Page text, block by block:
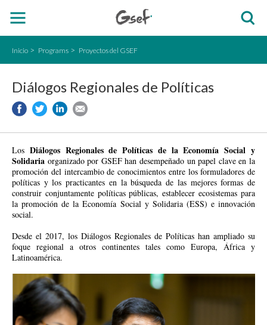
Inicio Programs Proyectos del GSEF
Diálogos Regionales de Políticas
Los Diálogos Regionales de Políticas de la Economía Social y
Solidaria organizado por GSEF han desempeñado un papel clave en la
promoción del intercambio de conocimientos entre los formuladores de
políticas y los practicantes en la búsqueda de las mejores formas de
construir conjuntamente políticas públicas, establecer ecosistemas para
la promoción de la Economía Social y Solidaria (ESS) e innovación
social.
Desde el 2017, los Diálogos Regionales de Políticas han ampliado su
foque regional a otros continentes tales como Europa, África y
Latinoamérica.